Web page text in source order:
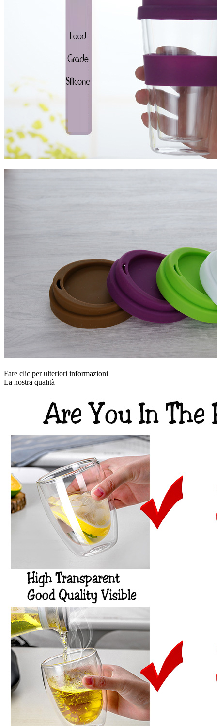
Fare clic per ulteriori informazioni
La nostra qualità